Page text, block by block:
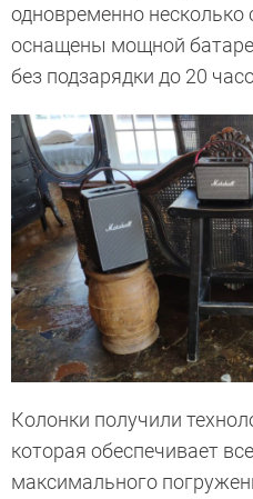
одновременно
оснащены мощной
без подзарядки до 20
Колонки получили
которая обеспечивает
максимального